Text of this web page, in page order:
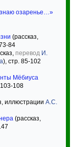
озаренье…»
(рассказ,
84
перевод И.
), стр. 85-102
Мёбиуса
108
иллюстрации А.С.
(рассказ,